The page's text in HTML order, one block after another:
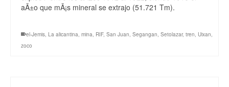
aÃ±o que mÃ¡s mineral se extrajo (51.721 Tm).
el-Jemis, La alicantina, mina, RIF, San Juan, Segangan, Setolazar, tren, Uixan,
zoco